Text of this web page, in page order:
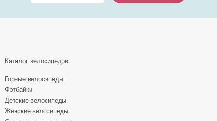
Каталог велосипедов
Горные велосипеды
Фэтбайки
Детские велосипеды
Женские велосипеды